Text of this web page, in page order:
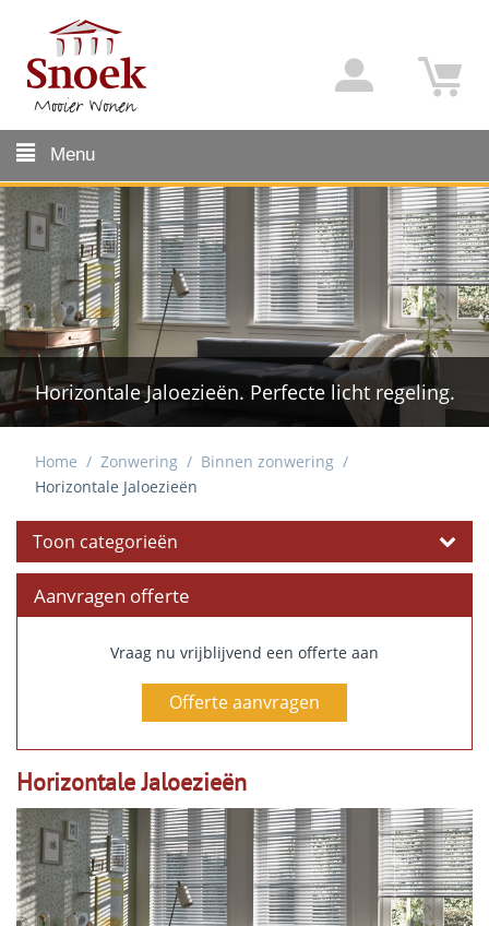
Menu
Horizontale Jaloezieën. Perfecte licht regeling.
Home / Zonwering / Binnen zonwering /
Horizontale Jaloezieën
Toon categorieën
Aanvragen offerte
Vraag nu vrijblijvend een offerte aan
Offerte aanvragen
Horizontale Jaloezieën